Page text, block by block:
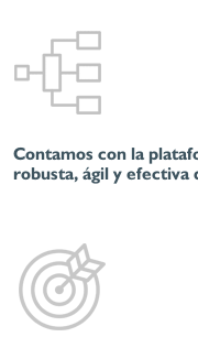
Contamos con la
robusta, ágil y efectiva